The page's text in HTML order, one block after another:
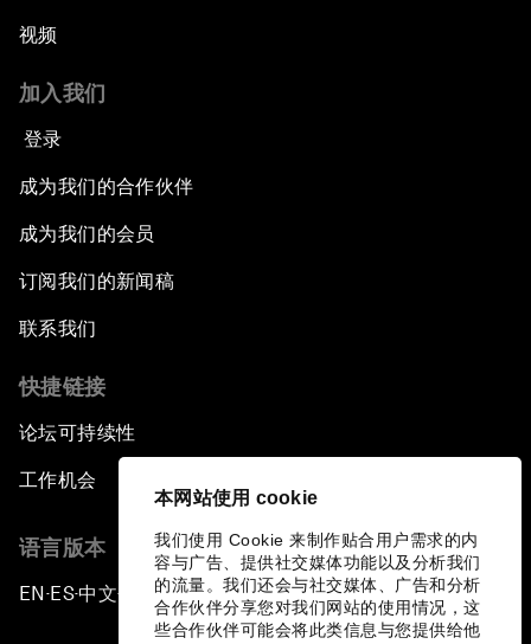
本网站使用 cookie
我们使用 Cookie 来制作贴合用户需求的内
容与广告、提供社交媒体功能以及分析我们
的流量。我们还会与社交媒体、广告和分析
合作伙伴分享您对我们网站的使用情况，这
些合作伙伴可能会将此类信息与您提供给他
视频
加入我们
登录
成为我们的合作伙伴
成为我们的会员
订阅我们的新闻稿
联系我们
快捷链接
论坛可持续性
工作机会
语言版本
EN ▪ES▪中文▪ 日本語